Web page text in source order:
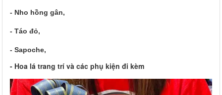
- Nho hồng gân,
- Táo đỏ,
- Sapoche,
- Hoa lá trang trí và các phụ kiện đi kèm